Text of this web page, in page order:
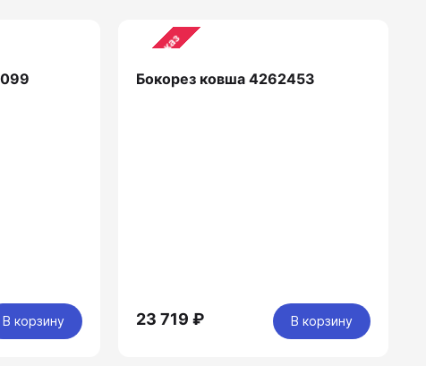
В корзину
Предзаказ
Бокорез ковша 4262453
23 719 ₽ В корзину